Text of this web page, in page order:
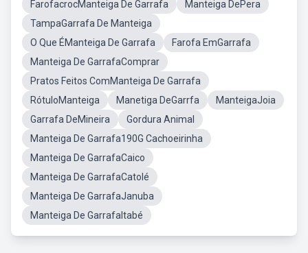
FarofacrocManteiga De Garrafa
Manteiga DePera
TampaGarrafa De Manteiga
O Que ÉManteiga De Garrafa
Farofa EmGarrafa
Manteiga De GarrafaComprar
Pratos Feitos ComManteiga De Garrafa
RótuloManteiga
Manetiga DeGarrfa
ManteigaJoia
Garrafa DeMineira
Gordura Animal
Manteiga De Garrafa190G Cachoeirinha
Manteiga De GarrafaCaico
Manteiga De GarrafaCatolé
Manteiga De GarrafaJanuba
Manteiga De GarrafaItabé